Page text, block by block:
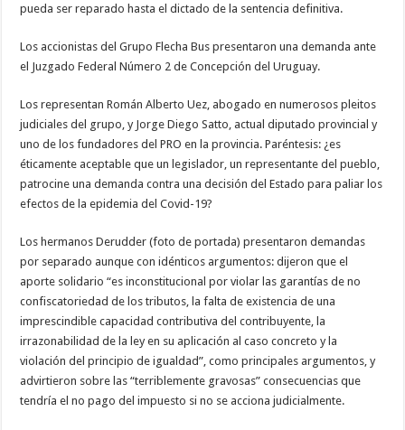
pueda ser reparado hasta el dictado de la sentencia definitiva.
Los accionistas del Grupo Flecha Bus presentaron una demanda ante
el Juzgado Federal Número 2 de Concepción del Uruguay.
Los representan Román Alberto Uez, abogado en numerosos pleitos
judiciales del grupo, y Jorge Diego Satto, actual diputado provincial y
uno de los fundadores del PRO en la provincia. Paréntesis: ¿es
éticamente aceptable que un legislador, un representante del pueblo,
patrocine una demanda contra una decisión del Estado para paliar los
efectos de la epidemia del Covid-19?
Los hermanos Derudder (foto de portada) presentaron demandas
por separado aunque con idénticos argumentos: dijeron que el
aporte solidario “es inconstitucional por violar las garantías de no
confiscatoriedad de los tributos, la falta de existencia de una
imprescindible capacidad contributiva del contribuyente, la
irrazonabilidad de la ley en su aplicación al caso concreto y la
violación del principio de igualdad”, como principales argumentos, y
advirtieron sobre las “terriblemente gravosas” consecuencias que
tendría el no pago del impuesto si no se acciona judicialmente.